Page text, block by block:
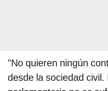
"No quieren ningún
desde la sociedad